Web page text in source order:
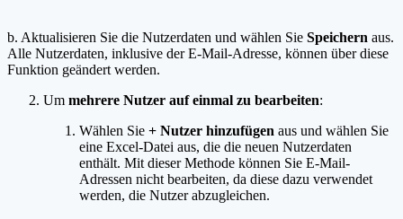
b. Aktualisieren Sie die Nutzerdaten und wählen Sie Speichern aus.
Alle Nutzerdaten, inklusive der E-Mail-Adresse, können über diese
Funktion geändert werden.
Um mehrere Nutzer auf einmal zu bearbeiten:
Wählen Sie + Nutzer hinzufügen aus und wählen Sie
eine Excel-Datei aus, die die neuen Nutzerdaten
enthält. Mit dieser Methode können Sie E-Mail-
Adressen nicht bearbeiten, da diese dazu verwendet
werden, die Nutzer abzugleichen.